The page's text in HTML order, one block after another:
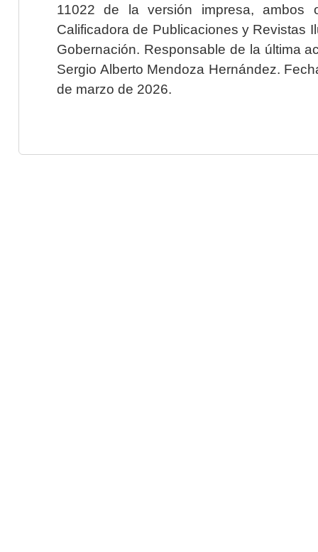
11022 de la versión impresa, ambos
Calificadora de Publicaciones y Revistas
Gobernación. Responsable de la última
Sergio Alberto Mendoza Hernández.
de marzo de 2026.